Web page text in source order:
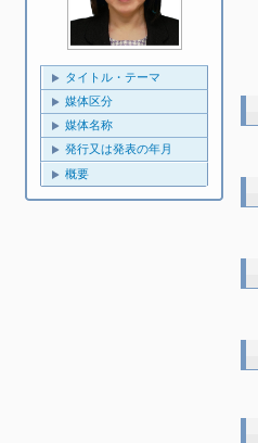
タイトル・テーマ
媒体区分
媒体名称
発行又は発表の年月
概要